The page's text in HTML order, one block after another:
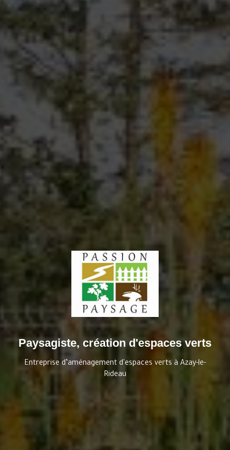
Paysagiste, création d'espaces verts
Entreprise d’aménagement d'espaces verts à Azay-le-
Rideau